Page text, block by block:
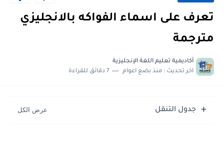
تعرف على اسماء الفواكه بالانجليزي
مترجمة
أكاديمية تعليم اللغة الإنجليزية
اخر تحديث : منذ بضع اعوام 7 دقائق للقراءة
جدول التنقل